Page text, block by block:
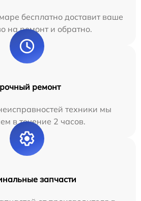
бесплатно доставит ваше
на ремонт и обратно.
ремонт
техники мы
в течение 2 часов.
запчасти